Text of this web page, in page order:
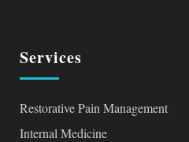
Services
Restorative Pain Management
Internal Medicine